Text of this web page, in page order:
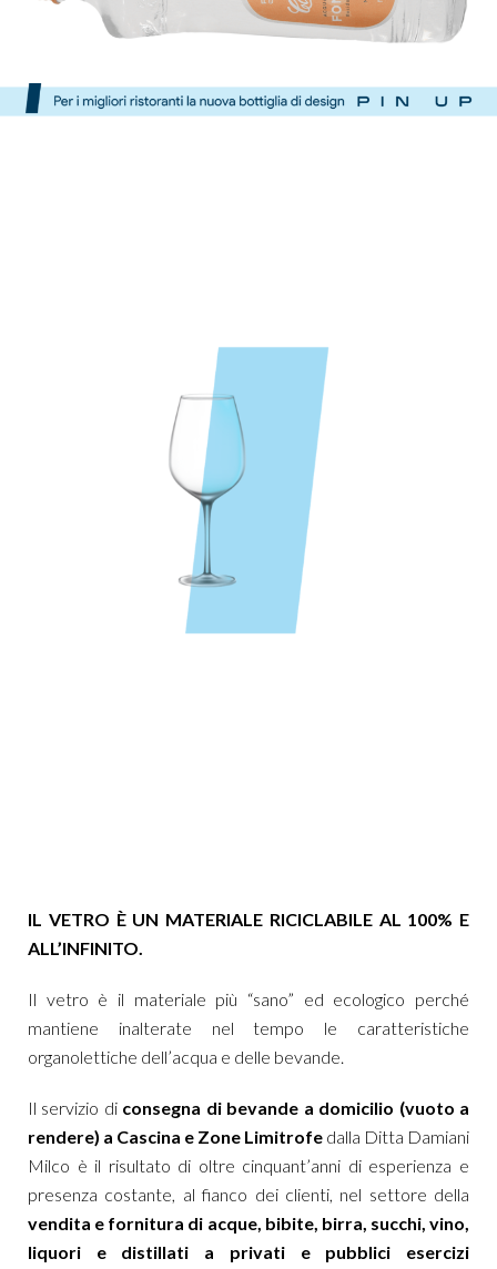
IL VETRO È UN MATERIALE RICICLABILE AL 100% E
ALL’INFINITO.
Il vetro è il materiale più “sano” ed ecologico perché
mantiene inalterate nel tempo le caratteristiche
organolettiche dell’acqua e delle bevande.
Il servizio diconsegna di bevande a domicilio (vuoto a
rendere) a Cascina e Zone Limitrofe dalla Ditta Damiani
Milco è il risultato di oltre cinquant’anni di esperienza e
presenza costante, al fianco dei clienti, nel settore della
vendita e fornitura di acque, bibite, birra, succhi, vino,
liquori e distillati a privati e pubblici esercizi